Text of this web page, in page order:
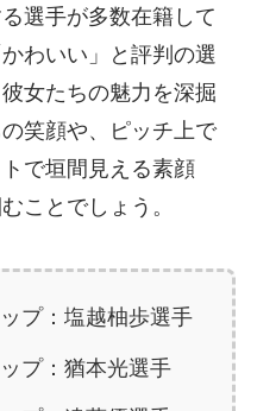
選手が多数在籍して
わいい」と評判の選
女たちの魅力を深掘
笑顔や、ピッチ上で
で垣間見える素顔
ことでしょう。
プ：塩越柚歩選手
プ：猶本光選手